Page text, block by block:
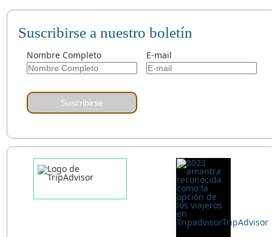
Suscribirse a nuestro boletín
Nombre Completo E-mail
Suscribirse